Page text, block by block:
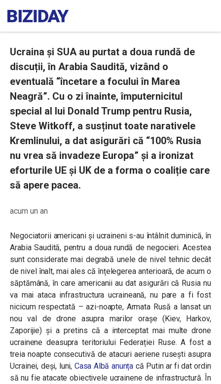
Ucraina și SUA au purtat a doua rundă de
discuții, în Arabia Saudită, vizând o
eventuală “încetare a focului în Marea
Neagră”. Cu o zi înainte, împuternicitul
special al lui Donald Trump pentru Rusia,
Steve Witkoff, a susținut toate narativele
Kremlinului, a dat asigurări că “100% Rusia
nu vrea să invadeze Europa” și a ironizat
eforturile UE și UK de a forma o coaliție care
să apere pacea.
acum un an
Negociatorii americani și ucraineni s-au întâlnit duminică, în
Arabia Saudită, pentru a doua rundă de negocieri. Acestea
sunt considerate mai degrabă unele de nivel tehnic decât
de nivel înalt, mai ales că înțelegerea anterioară, de acum o
săptămână, în care americanii au dat asigurări că Rusia nu
va mai ataca infrastructura ucraineană, nu pare a fi fost
nicicum respectată – azi-noapte, Armata Rusă a lansat un
nou val de drone asupra marilor orașe (Kiev, Harkov,
Zaporijie) și a pretins că a interceptat mai multe drone
ucrainene deasupra teritoriului Federației Ruse. A fost a
treia noapte consecutivă de atacuri aeriene rusești asupra
Ucrainei, deși, luni, Casa Albă anunța că Putin ar fi dat ordin
să nu fie atacate obiectivele ucrainene de infrastructură. În